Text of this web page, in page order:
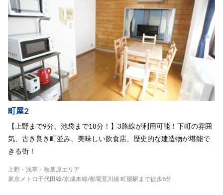
町屋2
【上野まで9分、池袋まで18分！】3路線が利用可能！下町の雰囲
気、古き良き町並み、美味しい飲食店、歴史的な建造物が堪能で
きる街！
上野・浅草・秋葉原エリア
東京メトロ千代田線/京成本線/都電荒川線 町屋駅まで徒歩8分